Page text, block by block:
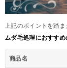
上記のポイントを踏ま
ムダ毛処理におすす
商品名